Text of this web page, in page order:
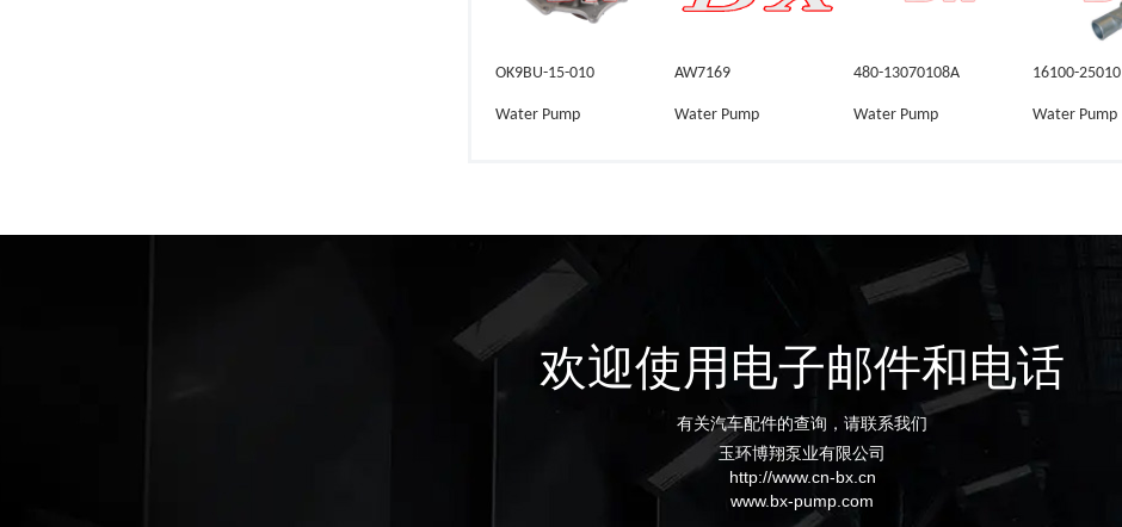
OK9BU-15-010
Water Pump
AW7169
Water Pump
480-13070108A
Water Pump
16100-25010
Water Pump
欢迎使用电子邮件和电话
有关汽车配件的查询，请联系我们
玉环博翔泵业有限公司
http://www.cn-bx.cn
www.bx-pump.com